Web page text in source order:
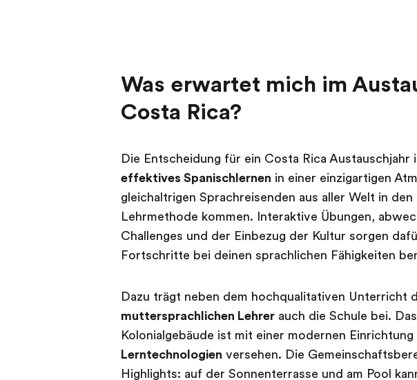
Was erwartet mich im
Costa Rica?
Die Entscheidung für ein Costa Rica Austauschjahr
effektives Spanischlernen in einer einzigartigen
gleichaltrigen Sprachreisenden aus aller Welt in den
Lehrmethode kommen. Interaktive Übungen,
Challenges und der Einbezug der Kultur sorgen
Fortschritte bei deinen sprachlichen Fähigkeiten
Dazu trägt neben dem hochqualitativen Unterricht
muttersprachlichen Lehrerauch die Schule bei.
Kolonialgebäude ist mit einer modernen Einrichtung
Lerntechnologien versehen. Die
Highlights: auf der Sonnenterrasse und am Pool